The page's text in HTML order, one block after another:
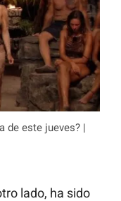
de este jueves? |
lado, ha sido